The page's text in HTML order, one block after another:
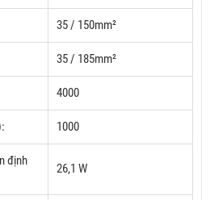
35 / 150mm²
35 / 185mm²
4000
1000
định
26,1 W